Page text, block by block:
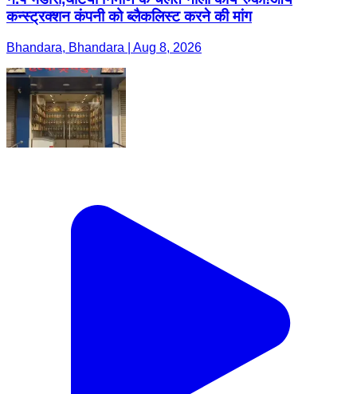
कन्स्ट्रक्शन कंपनी को ब्लैकलिस्ट करने की मांग
Bhandara, Bhandara | Aug 8, 2026